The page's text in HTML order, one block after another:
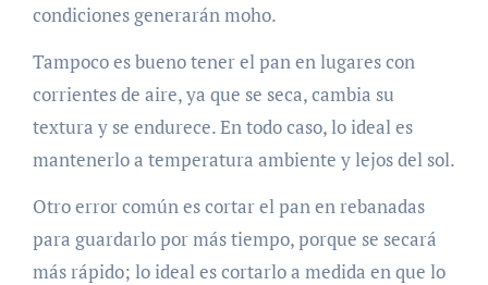
condiciones generarán moho.
Tampoco es bueno tener el pan en lugares con
corrientes de aire, ya que se seca, cambia su
textura y se endurece. En todo caso, lo ideal es
mantenerlo a temperatura ambiente y lejos del sol.
Otro error común es cortar el pan en rebanadas
para guardarlo por más tiempo, porque se secará
más rápido; lo ideal es cortarlo a medida en que lo